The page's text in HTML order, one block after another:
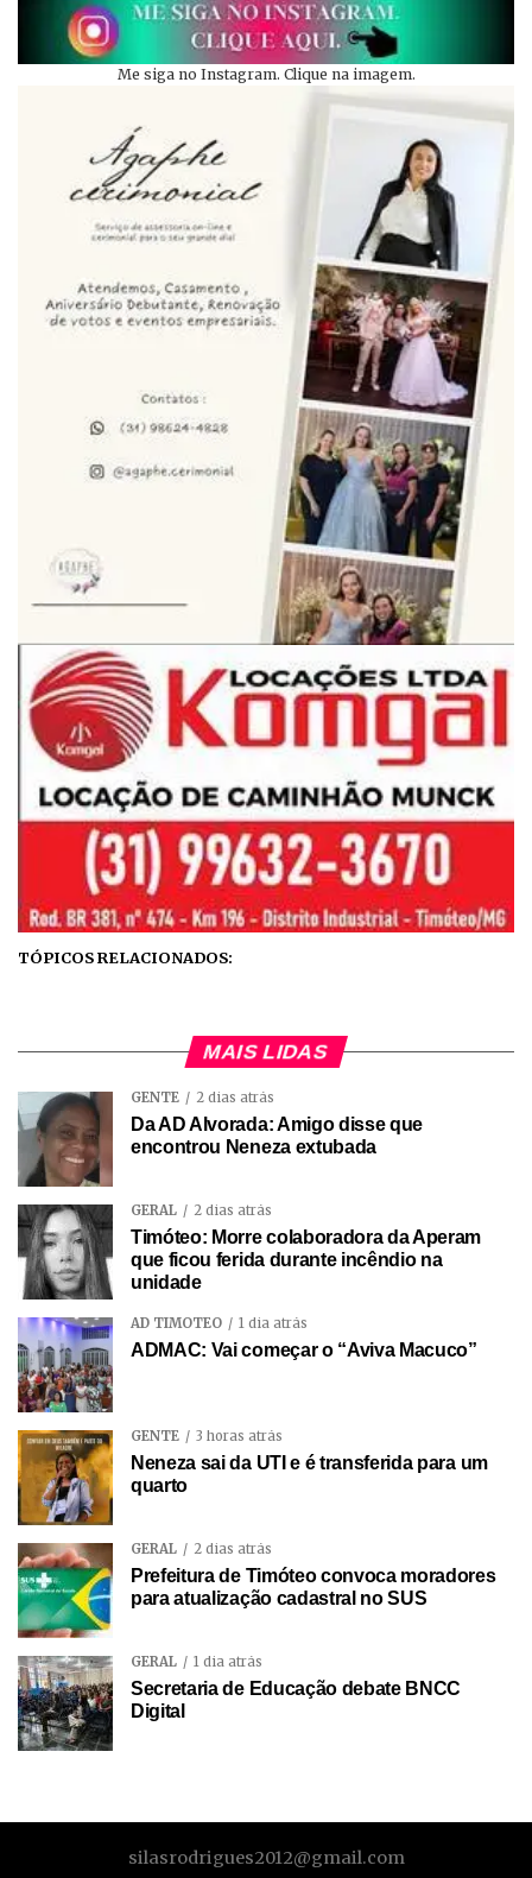
Me siga no Instagram. Clique na imagem.
TÓPICOS RELACIONADOS:
MAIS LIDAS
GENTE 2 dias atrás
Da AD Alvorada: Amigo disse que
encontrou Neneza extubada
GERAL 2 dias atrás
Timóteo: Morre colaboradora da Aperam
que ficou ferida durante incêndio na
unidade
AD TIMÓTEO 1 dia atrás
ADMAC: Vai começar o “Aviva Macuco”
GENTE 3 horas atrás
Neneza sai da UTI e é transferida para um
quarto
GERAL 2 dias atrás
Prefeitura de Timóteo convoca moradores
para atualização cadastral no SUS
GERAL 1 dia atrás
Secretaria de Educação debate BNCC
Digital
silasrodrigues2012@gmail.com